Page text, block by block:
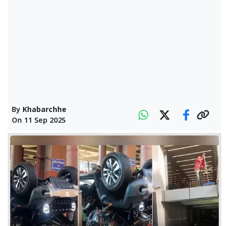
By Khabarchhe
On 11 Sep 2025